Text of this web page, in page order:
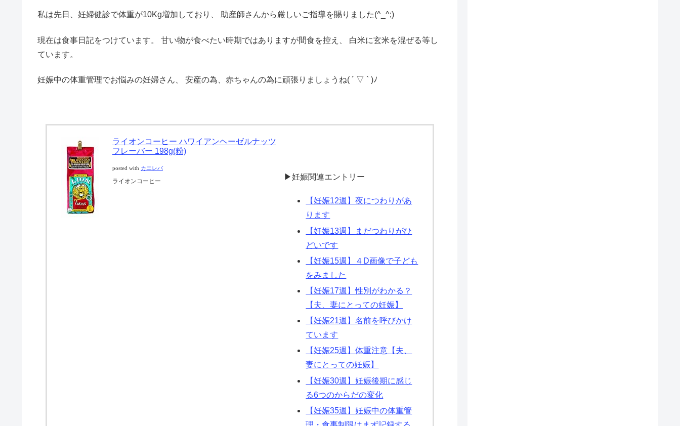
私は先日、妊婦健診で体重が10Kg増加しており、 助産師さんから厳しいご指導を賜りました(^_^;)
現在は食事日記をつけています。 甘い物が食べたい時期ではありますが間食を控え、 白米に玄米を混ぜる等し
ています。
妊娠中の体重管理でお悩みの妊婦さん、 安産の為、赤ちゃんの為に頑張りましょうね( ´ ▽ ` )ﾉ
ライオンコーヒー ハワイアンヘーゼルナッツ
フレーバー 198g(粉)
posted with カエレバ
ライオンコーヒー ▶妊娠関連エントリー
【妊娠12週】夜につわりがあ
ります
【妊娠13週】まだつわりがひ
どいです
【妊娠15週】４D画像で子ども
をみました
【妊娠17週】性別がわかる？
【夫、妻にとっての妊娠】
【妊娠21週】名前を呼びかけ
ています
【妊娠25週】体重注意【夫、
妻にとっての妊娠】
【妊娠30週】妊娠後期に感じ
る6つのからだの変化
【妊娠35週】妊娠中の体重管